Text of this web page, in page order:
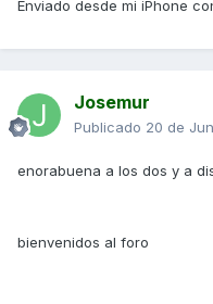
Enviado desde mi iPhone
Josemur
Publicado 20 de
enorabuena a los dos y a
bienvenidos al foro